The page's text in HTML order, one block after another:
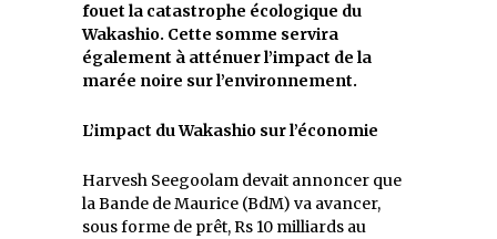
fouet la catastrophe écologique du
Wakashio. Cette somme servira
également à atténuer l’impact de la
marée noire sur l’environnement.
L’impact du Wakashio sur l’économie
Harvesh Seegoolam devait annoncer que
la Bande de Maurice (BdM) va avancer,
sous forme de prêt, Rs 10 milliards au